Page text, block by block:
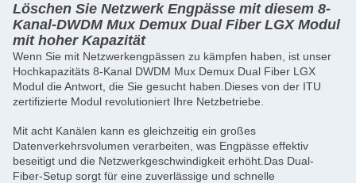
Löschen Sie Netzwerk Engpässe mit diesem 8-
Kanal-DWDM Mux Demux Dual Fiber LGX Modul
mit hoher Kapazität
Wenn Sie mit Netzwerkengpässen zu kämpfen haben, ist unser
Hochkapazitäts 8-Kanal DWDM Mux Demux Dual Fiber LGX
Modul die Antwort, die Sie gesucht haben.Dieses von der ITU
zertifizierte Modul revolutioniert Ihre Netzbetriebe.
Mit acht Kanälen kann es gleichzeitig ein großes
Datenverkehrsvolumen verarbeiten, was Engpässe effektiv
beseitigt und die Netzwerkgeschwindigkeit erhöht.Das Dual-
Fiber-Setup sorgt für eine zuverlässige und schnelle